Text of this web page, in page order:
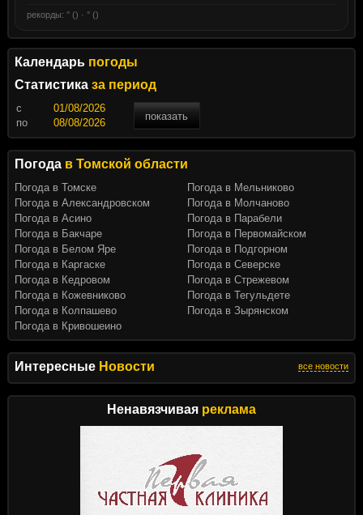
Интересные Новости все новости
Ненавязчивая реклама
рекорды: ° () · ° ()
Календарь погоды
Статистика за период
c
показать
по
Погода в Томской области
Погода в Томске
Погода в Александровском
Погода в Асино
Погода в Бакчаре
Погода в Белом Яре
Погода в Каргаске
Погода в Кедровом
Погода в Кожевниково
Погода в Колпашево
Погода в Кривошеино
Погода в Мельниково
Погода в Молчаново
Погода в Парабели
Погода в Первомайском
Погода в Подгорном
Погода в Северске
Погода в Стрежевом
Погода в Тегульдете
Погода в Зырянском